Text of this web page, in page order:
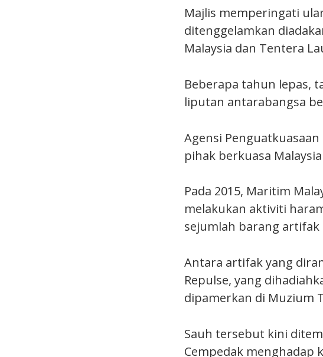
Majlis memperingati
ditenggelamkan
Malaysia dan Tentera
Beberapa tahun lepas,
liputan antarabangsa
Agensi
pihak berkuasa
Pada 2015, Maritim
melakukan aktiviti
sejumlah barang artifak
Antara artifak yang
Repulse, yang
dipamerkan di Muzium
Sauh tersebut kini
Cempedak menghadap